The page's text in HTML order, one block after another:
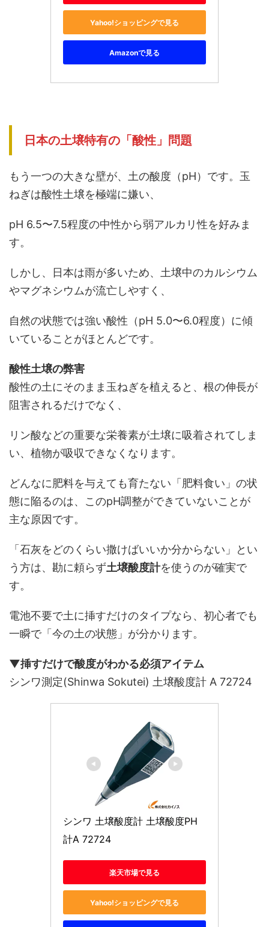
Yahoo!ショッピングで見る
Amazonで見る
日本の土壌特有の「酸性」問題
もう一つの大きな壁が、土の酸度（pH）です。玉
ねぎは酸性土壌を極端に嫌い、
pH 6.5〜7.5程度の中性から弱アルカリ性を好みま
す。
しかし、日本は雨が多いため、土壌中のカルシウム
やマグネシウムが流亡しやすく、
自然の状態では強い酸性（pH 5.0〜6.0程度）に傾
いていることがほとんどです。
酸性土壌の弊害
酸性の土にそのまま玉ねぎを植えると、根の伸長が
阻害されるだけでなく、
リン酸などの重要な栄養素が土壌に吸着されてしま
い、植物が吸収できなくなります。
どんなに肥料を与えても育たない「肥料食い」の状
態に陥るのは、このpH調整ができていないことが
主な原因です。
「石灰をどのくらい撒けばいいか分からない」とい
う方は、勘に頼らず土壌酸度計を使うのが確実で
す。
電池不要で土に挿すだけのタイプなら、初心者でも
一瞬で「今の土の状態」が分かります。
▼挿すだけで酸度がわかる必須アイテム
シンワ測定(Shinwa Sokutei) 土壌酸度計 A 72724
シンワ 土壌酸度計 土壌酸度PH
計A 72724
楽天市場で見る
Yahoo!ショッピングで見る